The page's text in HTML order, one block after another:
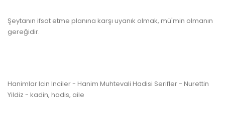
Şeytanın ifsat etme planına karşı uyanık olmak, mü'min olmanın
gereğidir.
Hanimlar Icin Inciler - Hanim Muhtevali Hadisi Serifler - Nurettin
Yildiz - kadin, hadis, aile